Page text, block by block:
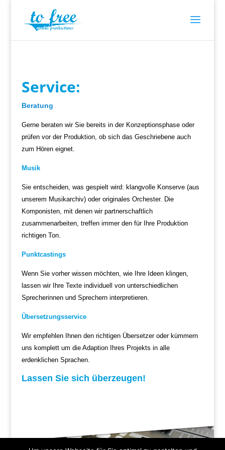
Service:
Beratung
Gerne beraten wir Sie bereits in der Konzeptionsphase oder
prüfen vor der Produktion, ob sich das Geschriebene auch
zum Hören eignet.
Musik
Sie entscheiden, was gespielt wird: klangvolle Konserve (aus
unserem Musikarchiv) oder originales Orchester. Die
Komponisten, mit denen wir partnerschaftlich
zusammenarbeiten, treffen immer den für Ihre Produktion
richtigen Ton.
Punktcastings
Wenn Sie vorher wissen möchten, wie Ihre Ideen klingen,
lassen wir Ihre Texte individuell von unterschiedlichen
Sprecherinnen und Sprechern interpretieren.
Übersetzungsservice
Wir empfehlen Ihnen den richtigen Übersetzer oder kümmern
uns komplett um die Adaption Ihres Projekts in alle
erdenklichen Sprachen.
Lassen Sie sich überzeugen!